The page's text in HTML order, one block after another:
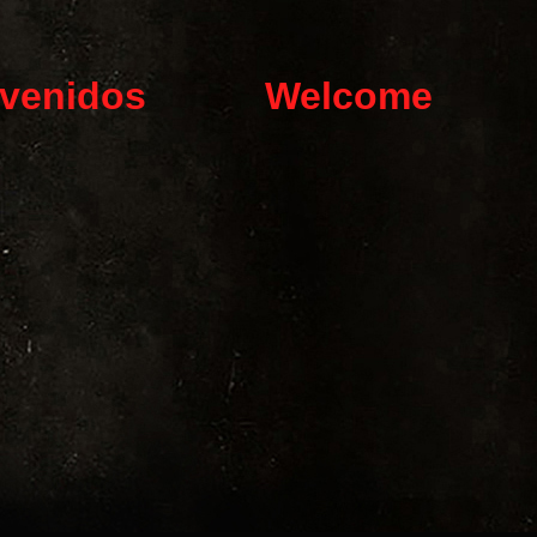
Welcome